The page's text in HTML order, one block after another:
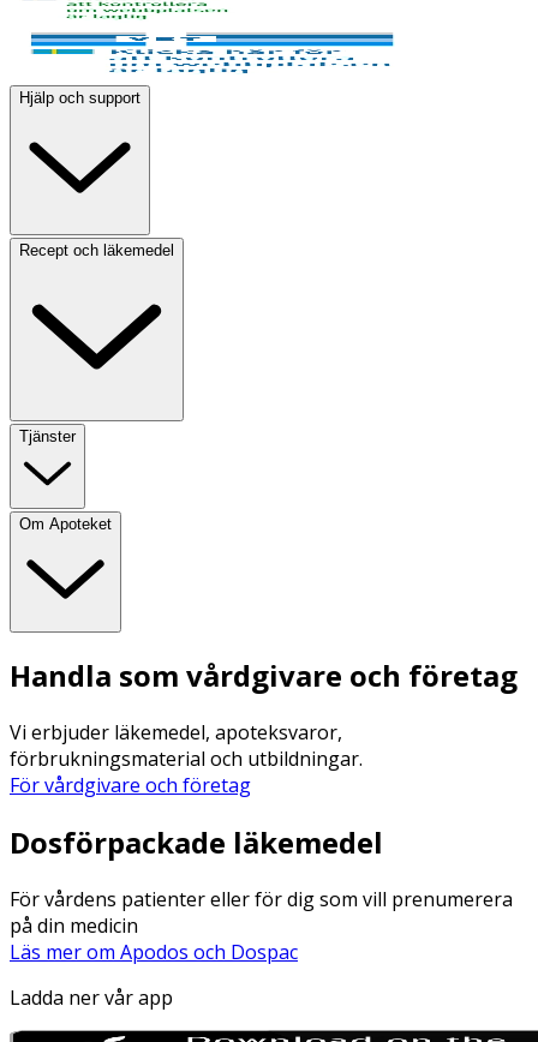
Hjälp och support
Recept och läkemedel
Tjänster
Om Apoteket
Handla som vårdgivare och företag
Vi erbjuder läkemedel, apoteksvaror,
förbrukningsmaterial och utbildningar.
För vårdgivare och företag
Dosförpackade läkemedel
För vårdens patienter eller för dig som vill prenumerera
på din medicin
Läs mer om Apodos och Dospac
Ladda ner vår app